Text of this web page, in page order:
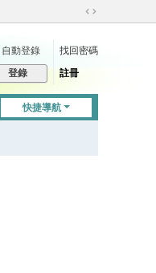
切
到
自動登錄
找回密碼
登錄 註冊
快捷導航